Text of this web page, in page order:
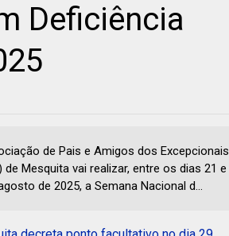
Deficiência
de Pais e Amigos dos Excepcionais
de Mesquita vai realizar, entre os dias 21 e
de 2025, a Semana Nacional d...